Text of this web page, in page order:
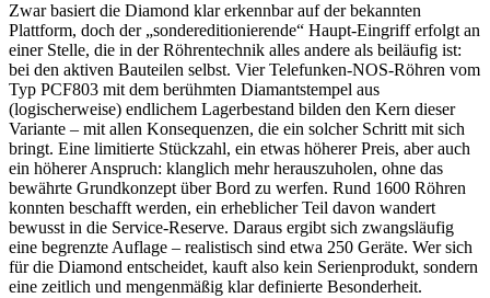
Zwar basiert die Diamond klar erkennbar auf der bekannten
Plattform, doch der „sondereditionierende“ Haupt-Eingriff erfolgt an
einer Stelle, die in der Röhrentechnik alles andere als beiläufig ist:
bei den aktiven Bauteilen selbst. Vier Telefunken-NOS-Röhren vom
Typ PCF803 mit dem berühmten Diamantstempel aus
(logischerweise) endlichem Lagerbestand bilden den Kern dieser
Variante – mit allen Konsequenzen, die ein solcher Schritt mit sich
bringt. Eine limitierte Stückzahl, ein etwas höherer Preis, aber auch
ein höherer Anspruch: klanglich mehr herauszuholen, ohne das
bewährte Grundkonzept über Bord zu werfen. Rund 1600 Röhren
konnten beschafft werden, ein erheblicher Teil davon wandert
bewusst in die Service-Reserve. Daraus ergibt sich zwangsläufig
eine begrenzte Auflage – realistisch sind etwa 250 Geräte. Wer sich
für die Diamond entscheidet, kauft also kein Serienprodukt, sondern
eine zeitlich und mengenmäßig klar definierte Besonderheit.